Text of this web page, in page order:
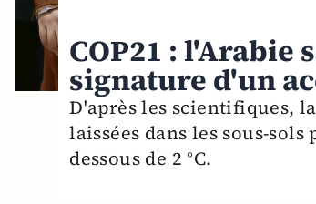
COP21 :
signature d'un
D'après les scientifiques,
laissées dans les sous-
dessous de 2 °C.